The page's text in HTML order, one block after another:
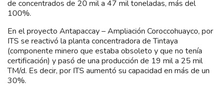
de concentrados de 20 mil a 47 mil toneladas, más del
100%.
En el proyecto Antapaccay – Ampliación Coroccohuayco, por
ITS se reactivó la planta concentradora de Tintaya
(componente minero que estaba obsoleto y que no tenía
certificación) y pasó de una producción de 19 mil a 25 mil
TM/d. Es decir, por ITS aumentó su capacidad en más de un
30%.